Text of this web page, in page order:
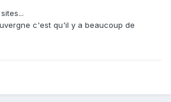
c'est qu'il y a beaucoup de